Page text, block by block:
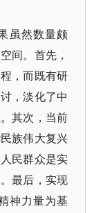
虽然数量颇
间。首先，
，而既有研
，淡化了中
其次，当前
族伟大复兴
民群众是实
最后，实现
神力量为基